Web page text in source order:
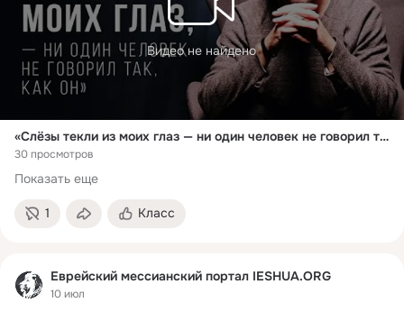
Видео не найдено
«Слёзы текли из моих глаз — ни один человек не говорил так, как Он»
30 просмотров
Показать еще
1 Класс
Еврейский мессианский портал IESHUA.ORG
10 июл